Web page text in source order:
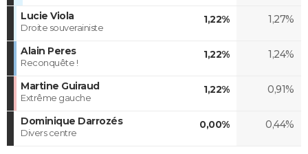
Lucie Viola
Droite souverainiste
1,22% 1,27%
Alain Peres
Reconquête !
1,22% 1,24%
Martine Guiraud
Extrême gauche
1,22% 0,91%
Dominique Darrozés
Divers centre
0,00% 0,44%